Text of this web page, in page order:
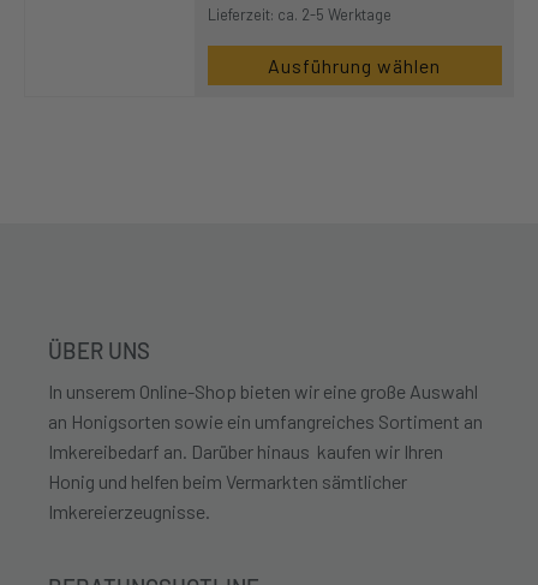
Lieferzeit: ca. 2-5 Werktage
Ausführung wählen
ÜBER UNS
In unserem Online-Shop bieten wir eine große Auswahl
an Honigsorten sowie ein umfangreiches Sortiment an
Imkereibedarf an. Darüber hinaus kaufen wir Ihren
Honig und helfen beim Vermarkten sämtlicher
Imkereierzeugnisse.